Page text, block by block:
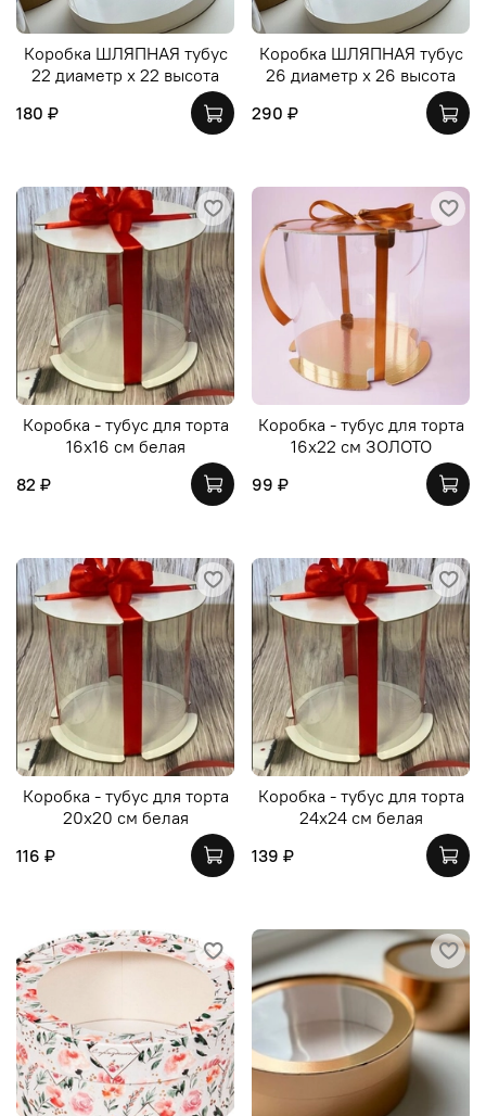
Коробка ШЛЯПНАЯ тубус
22 диаметр х 22 высота
180 ₽
Коробка ШЛЯПНАЯ тубус
26 диаметр х 26 высота
290 ₽
Коробка - тубус для торта
16х16 см белая
82 ₽
Коробка - тубус для торта
16х22 см ЗОЛОТО
99 ₽
Коробка - тубус для торта
20х20 см белая
116 ₽
Коробка - тубус для торта
24х24 см белая
139 ₽